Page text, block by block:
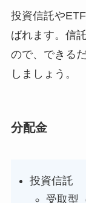
投資信託や
ばれます。信
ので、できる
しましょう。
分配金
投資信託
受取型